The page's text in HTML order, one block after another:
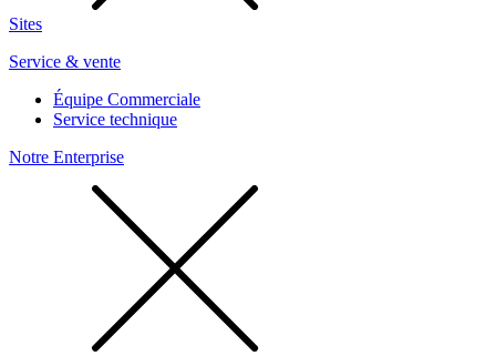
Sites
Service & vente
Équipe Commerciale
Service technique
Notre Enterprise